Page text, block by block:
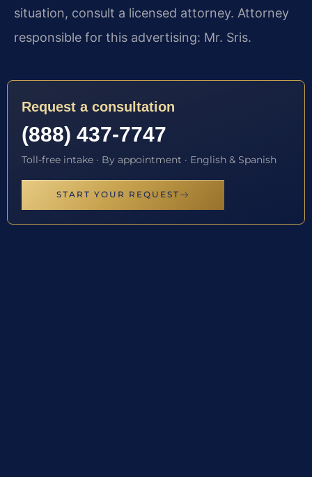
situation, consult a licensed attorney. Attorney
responsible for this advertising: Mr. Sris.
Request a consultation
(888) 437-7747
Toll-free intake · By appointment · English & Spanish
START YOUR REQUEST